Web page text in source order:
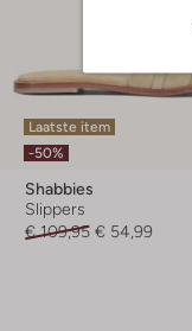
Laatste item
-50%
Shabbies
Slippers
€ 109,95 € 54,99